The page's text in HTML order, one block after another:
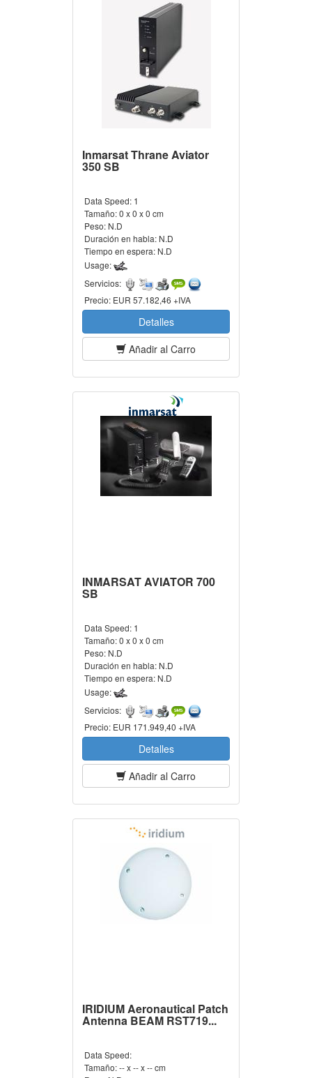
Inmarsat Thrane Aviator
350 SB
Data Speed: 1
Tamaño:0 x 0 x 0 cm
Peso: N.D
Duración en habla: N.D
Tiempo en espera: N.D
Usage:
Servicios:
Precio: EUR 57.182,46 +IVA
Detalles
Añadir al Carro
INMARSAT AVIATOR 700
SB
Data Speed: 1
Tamaño:0 x 0 x 0 cm
Peso: N.D
Duración en habla: N.D
Tiempo en espera: N.D
Usage:
Servicios:
Precio: EUR 171.949,40 +IVA
Detalles
Añadir al Carro
IRIDIUM Aeronautical Patch
Antenna BEAM RST719...
Data Speed:
Tamaño:-- x -- x -- cm